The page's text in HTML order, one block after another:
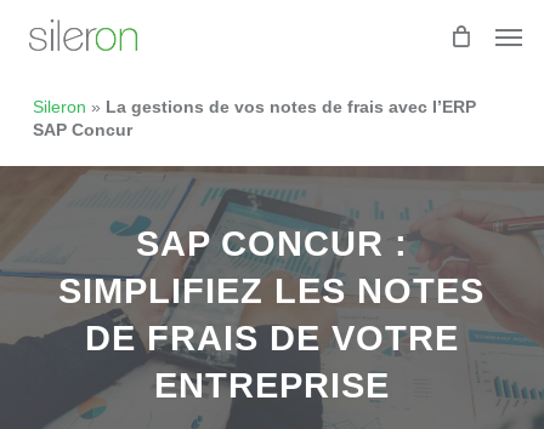
main
Sileron » La gestions de vos notes de frais avec I’ERP
SAP Concur
SAP CONCUR :
SIMPLIFIEZ LES NOTES
DE FRAIS DE VOTRE
ENTREPRISE